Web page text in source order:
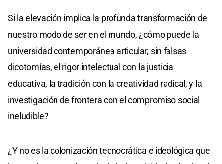
Si la elevación implica la profunda transformación de
nuestro modo de ser en el mundo, ¿cómo puede la
universidad contemporánea articular, sin falsas
dicotomías, el rigor intelectual con la justicia
educativa, la tradición con la creatividad radical, y la
investigación de frontera con el compromiso social
ineludible?
¿Y no es la colonización tecnocrática e ideológica que